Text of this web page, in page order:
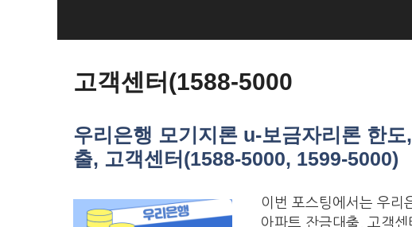
고객센터(1588-5000
우리은행 모기지론 u-보금자리론 한
출, 고객센터(1588-5000, 1599-5000)
이번 포스팅에서는 우리
아파트 잔금대출, 고객